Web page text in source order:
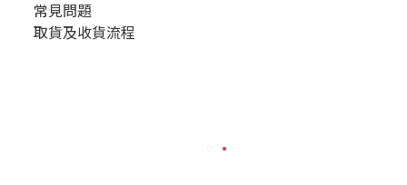
常見問題
取貨及收貨流程